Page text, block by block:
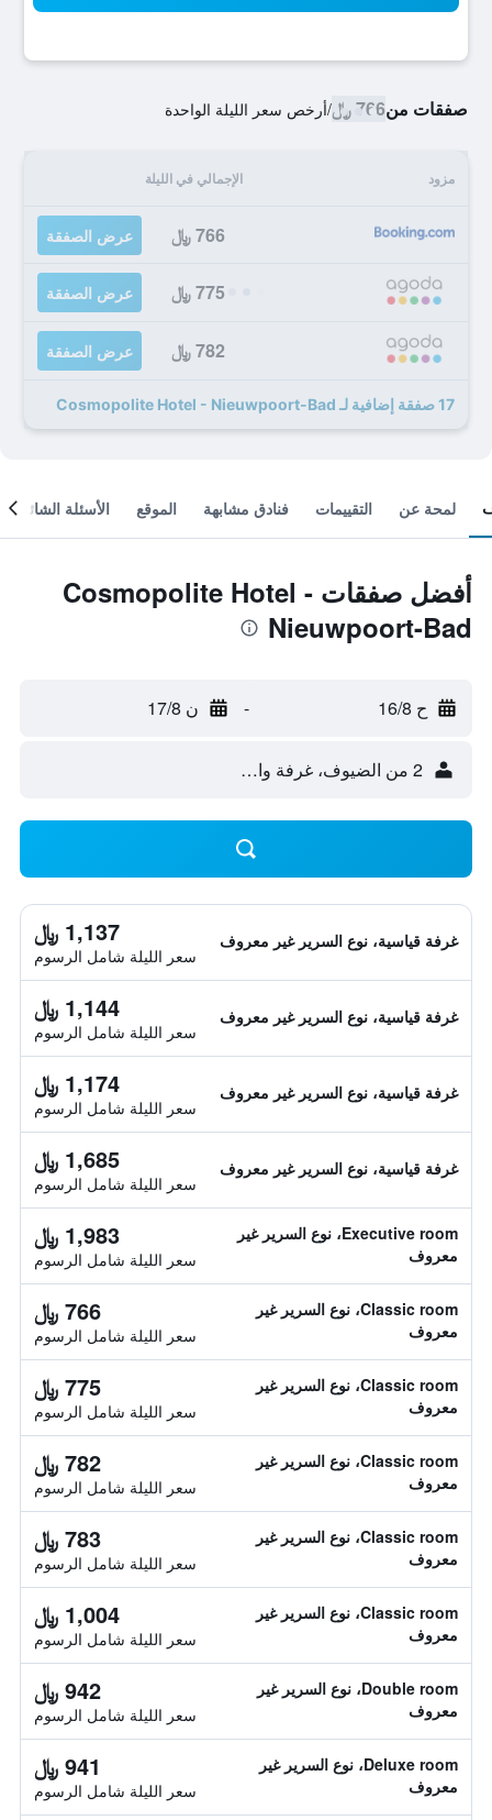
صفقات من766 ﷼ /أرخص سعر الليلة الواحدة
مزود الإجمالي في الليلة
766 ﷼ عرض الصفقة
775 ﷼ عرض الصفقة
782 ﷼ عرض الصفقة
17 صفقة إضافية لـ Cosmopolite Hotel - Nieuwpoort-Bad
لمحة عن التقييمات فنادق مشابهة الموقع الأسئلة الشائعة
أفضل صفقات Cosmopolite Hotel -
Nieuwpoort-Bad
ح 16/8 - ن 17/8
2 من الضيوف، غرفة واحدة
غرفة قياسية، نوع السرير غير معروف 1,137 ﷼
سعر الليلة شامل الرسوم
غرفة قياسية، نوع السرير غير معروف 1,144 ﷼
سعر الليلة شامل الرسوم
غرفة قياسية، نوع السرير غير معروف 1,174 ﷼
سعر الليلة شامل الرسوم
غرفة قياسية، نوع السرير غير معروف 1,685 ﷼
سعر الليلة شامل الرسوم
Executive room، نوع السرير غير
معروف
1,983 ﷼
سعر الليلة شامل الرسوم
Classic room، نوع السرير غير
معروف
766 ﷼
سعر الليلة شامل الرسوم
Classic room، نوع السرير غير
معروف
775 ﷼
سعر الليلة شامل الرسوم
Classic room، نوع السرير غير
معروف
782 ﷼
سعر الليلة شامل الرسوم
Classic room، نوع السرير غير
معروف
783 ﷼
سعر الليلة شامل الرسوم
Classic room، نوع السرير غير
معروف
1,004 ﷼
سعر الليلة شامل الرسوم
Double room، نوع السرير غير
معروف
942 ﷼
سعر الليلة شامل الرسوم
Deluxe room، نوع السرير غير
معروف
941 ﷼
سعر الليلة شامل الرسوم